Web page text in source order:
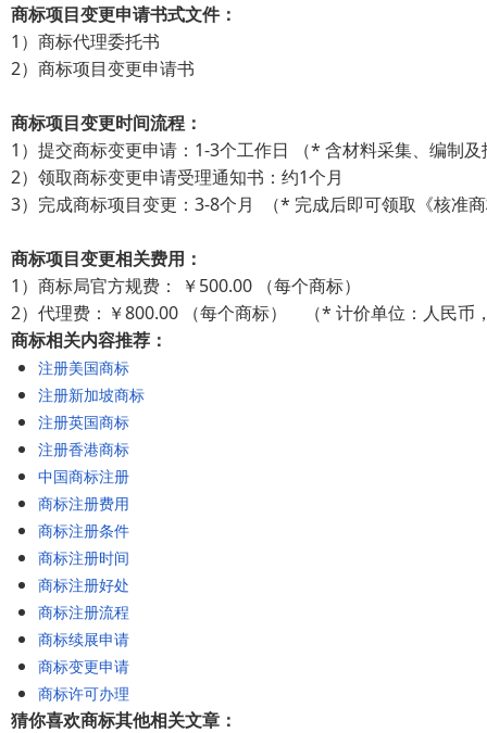
商标项目变更申请书式文件：
1）商标代理委托书
2）商标项目变更申请书
商标项目变更时间流程：
1）提交商标变更申请：1-3个工作日 （* 含材料采集、编制
2）领取商标变更申请受理通知书：约1个月
3）完成商标项目变更：3-8个月 （* 完成后即可领取《核准
商标项目变更相关费用：
1）商标局官方规费： ￥500.00 （每个商标）
2）代理费：￥800.00 （每个商标） （* 计价单位：人民币
商标相关内容推荐：
注册美国商标
注册新加坡商标
注册英国商标
注册香港商标
中国商标注册
商标注册费用
商标注册条件
商标注册时间
商标注册好处
商标注册流程
商标续展申请
商标变更申请
商标许可办理
猜你喜欢商标其他相关文章：